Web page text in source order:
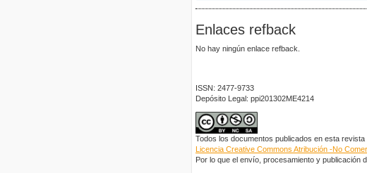
Enlaces refback
No hay ningún enlace refback.
ISSN: 2477-9733
Depósito Legal: ppi201302ME4214
Todos los documentos publicados en esta
Licencia Creative Commons Atribución -No
Por lo que el envío, procesamiento y publicación